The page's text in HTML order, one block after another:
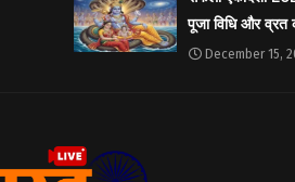
पूजा विधि और व्रत
December 15,